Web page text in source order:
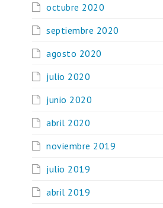
octubre 2020
septiembre 2020
agosto 2020
julio 2020
junio 2020
abril 2020
noviembre 2019
julio 2019
abril 2019